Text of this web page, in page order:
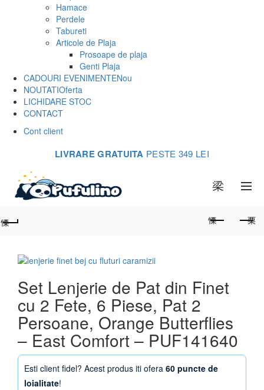
Hamace
Perdele
Tabureti
Articole de Plaja
Prosoape de plaja
Genti Plaja
CADOURI EVENIMENTENou
NOUTATIOferta
LICHIDARE STOC
CONTACT
Cont client
LIVRARE GRATUITA PESTE 349 LEI
Set Lenjerie de Pat din Finet
cu 2 Fete, 6 Piese, Pat 2
Persoane, Orange Butterflies
– East Comfort – PUF141640
Esti client fidel? Acest produs iti ofera 60 puncte de
loialitate!